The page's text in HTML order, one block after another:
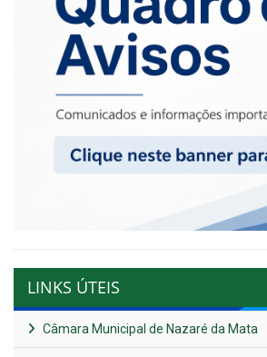
LINKS ÚTEIS
Câmara Municipal de Nazaré da Mata